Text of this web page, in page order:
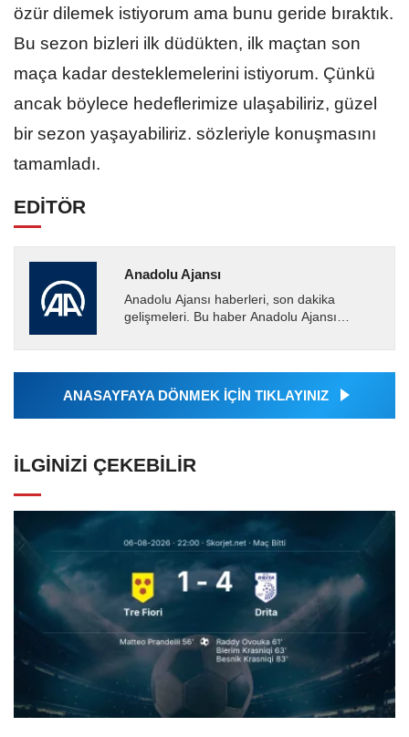
özür dilemek istiyorum ama bunu geride bıraktık.
Bu sezon bizleri ilk düdükten, ilk maçtan son
maça kadar desteklemelerini istiyorum. Çünkü
ancak böylece hedeflerimize ulaşabiliriz, güzel
bir sezon yaşayabiliriz. sözleriyle konuşmasını
tamamladı.
EDİTÖR
Anadolu Ajansı
Anadolu Ajansı haberleri, son dakika
gelişmeleri. Bu haber Anadolu Ajansı
tarafından geçilen tüm...
ANASAYFAYA DÖNMEK İÇİN TIKLAYINIZ
İLGINIZI ÇEKEBILIR